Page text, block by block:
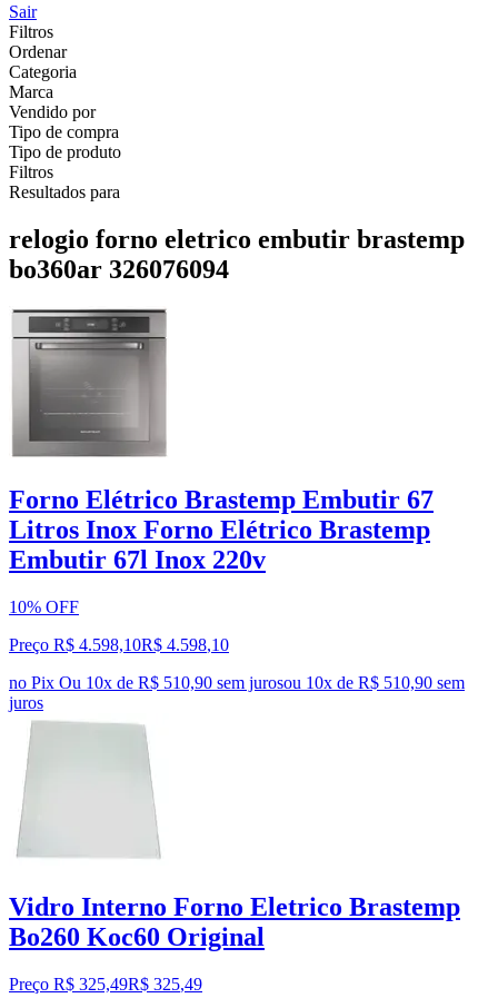
Sair
Filtros
Ordenar
Categoria
Marca
Vendido por
Tipo de compra
Tipo de produto
Filtros
Resultados para
relogio forno eletrico embutir brastemp
bo360ar 326076094
Forno Elétrico Brastemp Embutir 67
Litros Inox Forno Elétrico Brastemp
Embutir 67l Inox 220v
10% OFF
Preço R$ 4.598,10R$ 4.598,10
no Pix Ou 10x de R$ 510,90 sem jurosou 10x de R$ 510,90 sem
juros
Vidro Interno Forno Eletrico Brastemp
Bo260 Koc60 Original
Preço R$ 325,49R$ 325,49